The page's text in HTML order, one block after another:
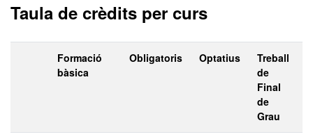
Taula de crèdits per curs
Formació
bàsica
Obligatoris Optatius
Treball
de
Final
de
Grau